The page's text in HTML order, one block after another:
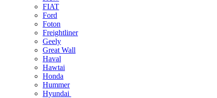
FIAT
Ford
Foton
Freightliner
Geely
Great Wall
Haval
Hawtai
Honda
Hummer
Hyundai